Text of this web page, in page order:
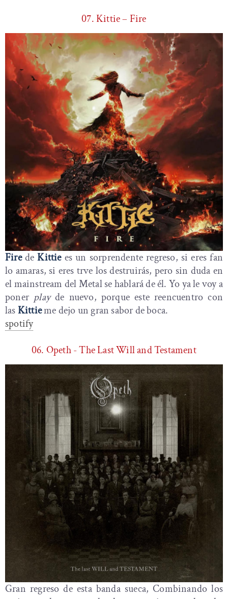
07. Kittie – Fire
FiredeKittiees un sorprendente regreso, si eres fan
lo amaras, si eres trve los destruirás, pero sin duda en
el mainstream del Metal se hablará de él. Yo ya le voy a
poner playde nuevo, porque este reencuentro con
lasKittieme dejo un gran sabor de boca.
spotify
06. Opeth - The Last Will and Testament
Gran regreso de esta banda sueca, Combinando los